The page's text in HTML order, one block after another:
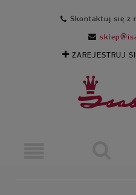
Skontaktuj się z
ZAREJESTRUJ